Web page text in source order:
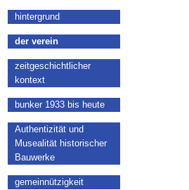
hintergrund
der verein
zeitgeschichtlicher
kontext
bunker 1933 bis heute
Authentizität und
Musealität historischer
Bauwerke
gemeinnützigkeit